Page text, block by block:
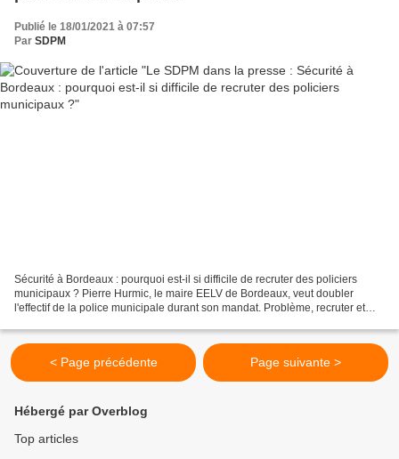
Publié le 18/01/2021 à 07:57
Par SDPM
Sécurité à Bordeaux : pourquoi est-il si difficile de recruter des policiers
municipaux ? Pierre Hurmic, le maire EELV de Bordeaux, veut doubler
l'effectif de la police municipale durant son mandat. Problème, recruter et
< Page précédente Page suivante >
Hébergé par Overblog
Top articles